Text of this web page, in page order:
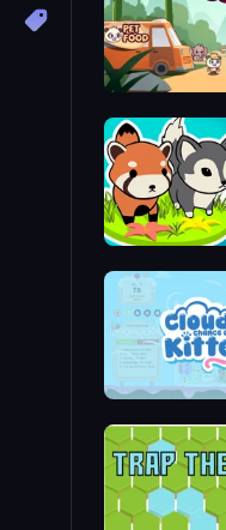
Panda Palace
Cuttie Pet Shop